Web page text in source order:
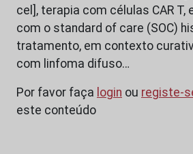
cel], terapia com células CAR
com o standard of care (SOC)
tratamento, em contexto
com linfoma difuso…
Por favor faça login ou registe-
este conteúdo